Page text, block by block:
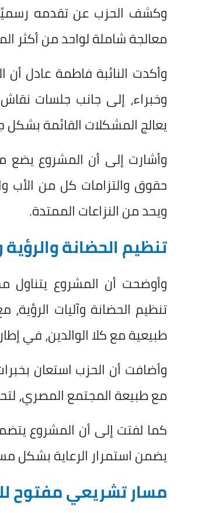
وكشف الحزب عن تقدمه
معالجة شاملة لواحد من أكثر
وأكدت النائبة فاطمة عادل
وخبراء، إلى جانب جلسات
يعالج المشكلات القائمة بشكل
وأشارت إلى أن المشروع يضع
حقوق والتزامات كل من الأب
ويحد من النزاعات الممتدة.
تنظيم الحضانة
وأوضحت أن المشروع يتناول
تنظيم الحضانة وآليات
طبيعية مع كلا الوالدين، في
وأضافت أن الحزب استعان
مع طبيعة المجتمع المصري،
كما لفتت إلى أن المشروع
يضمن استمرار الرعاية بشكل
مسار تشريعي مفتوح